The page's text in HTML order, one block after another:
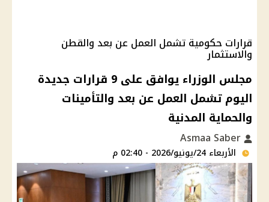
قرارات حكومية تشمل العمل عن بعد والقطن
والاستثمار
مجلس الوزراء يوافق على 9 قرارات جديدة
اليوم تشمل العمل عن بعد والتأمينات
والحماية المدنية
الأربعاء 24/يونيو/2026 - 02:40 م